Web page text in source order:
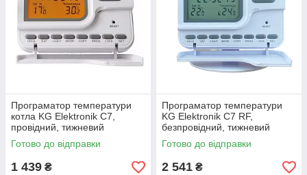
Програматор температури
котла KG Elektronik C7,
провідний, тижневий
Готово до відправки
1 439 ₴
Програматор температури
KG Elektronik C7 RF,
безпровідний, тижневий
Готово до відправки
2 541 ₴